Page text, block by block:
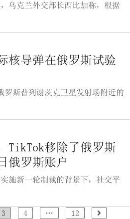
乌克兰外交部长西比加称，根据
核导弹在俄罗斯试验
罗斯普列谢茨克卫星发射场附近的
TikTok移除了俄罗斯
俄罗斯账户
施新一轮制裁的背景下，社交平
3 4 … 12